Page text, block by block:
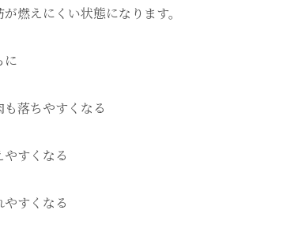
が燃えにくい状態になります。
に
も落ちやすくなる
やすくなる
やすくなる